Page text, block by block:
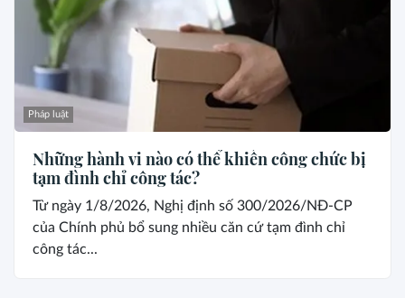
Pháp luật
Những hành vi nào có thể khiến công chức bị
tạm đình chỉ công tác?
Từ ngày 1/8/2026, Nghị định số 300/2026/NĐ-CP
của Chính phủ bổ sung nhiều căn cứ tạm đình chỉ
công tác...